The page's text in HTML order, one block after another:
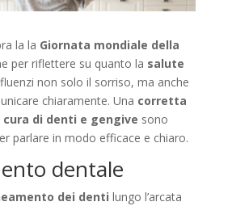
la la Giornata mondiale della
per riflettere su quanto la salute
non solo il sorriso, ma anche
chiaramente. Una corretta
di denti e gengive sono
parlare in modo efficace e chiaro.
dentale
dei denti lungo l’arcata